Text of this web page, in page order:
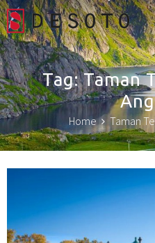
Desoto
Tag:Taman
Home Taman